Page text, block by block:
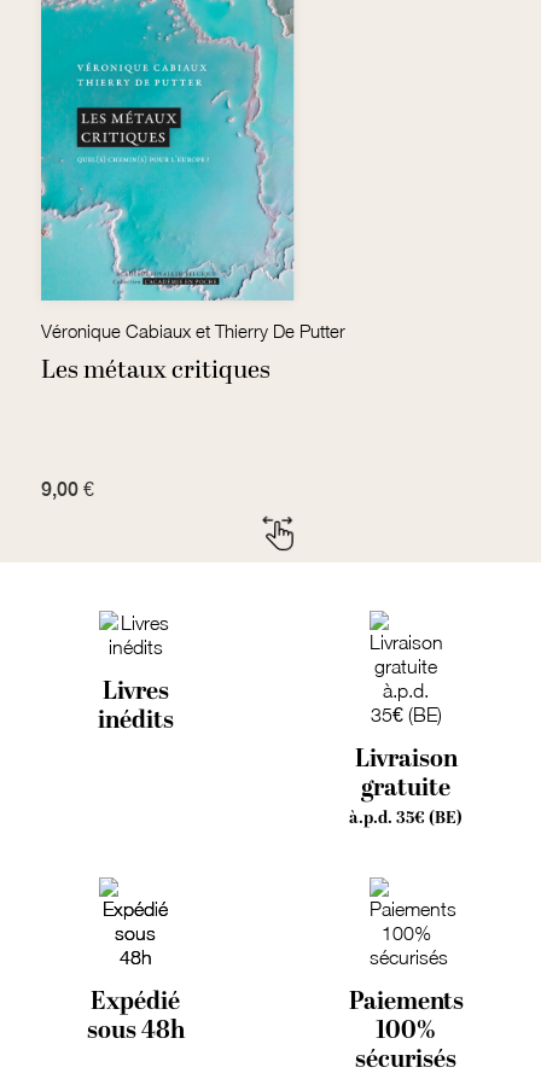
Véronique Cabiaux et Thierry De Putter
Les métaux critiques
9,00 €
Livres
inédits
Livraison
gratuite
à.p.d. 35€ (BE)
Expédié
sous 48h
Paiements
100%
sécurisés